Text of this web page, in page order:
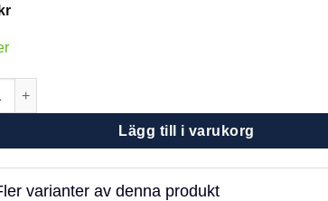
kr
med Enzymer 100g mängd
Lägg till i varukorg
varianter av denna produkt